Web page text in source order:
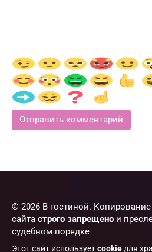
© 2026 В гостиной.
сайта строго запрещено и
судебном порядке
Этот сайт используетcookieдля